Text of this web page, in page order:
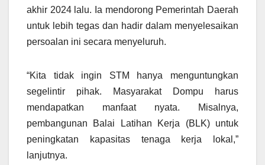
akhir 2024 lalu. Ia mendorong Pemerintah Daerah
untuk lebih tegas dan hadir dalam menyelesaikan
persoalan ini secara menyeluruh.
“Kita tidak ingin STM hanya menguntungkan
segelintir pihak. Masyarakat Dompu harus
mendapatkan manfaat nyata. Misalnya,
pembangunan Balai Latihan Kerja (BLK) untuk
peningkatan kapasitas tenaga kerja lokal,”
lanjutnya.